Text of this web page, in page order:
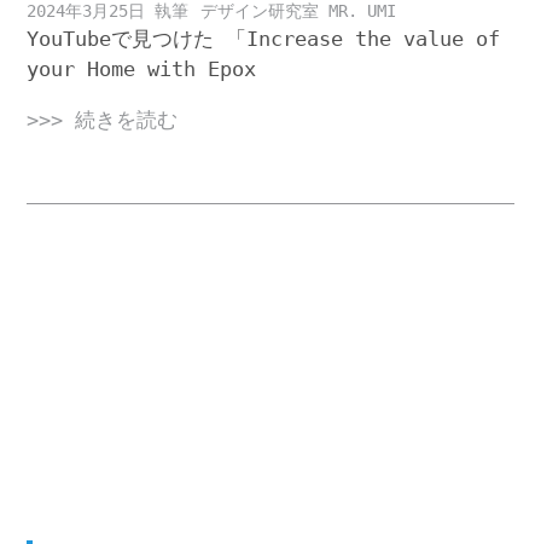
2024年3月25日 デザイン研究室 MR. UMI
YouTubeで見つけた 「Increase the value of
your Home with Epox
>>> 続きを読む